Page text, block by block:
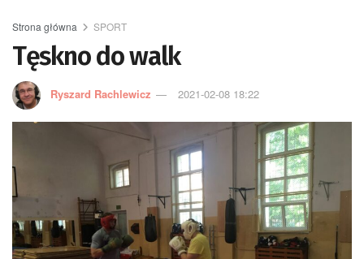
Strona główna SPORT
Tęskno do walk
Ryszard Rachlewicz 2021-02-08 18:22